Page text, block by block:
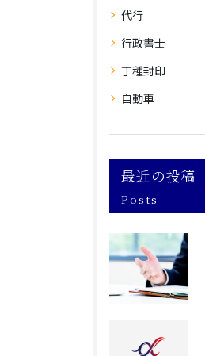
代行
行政書士
丁種封印
自動車
最近の投稿
Posts